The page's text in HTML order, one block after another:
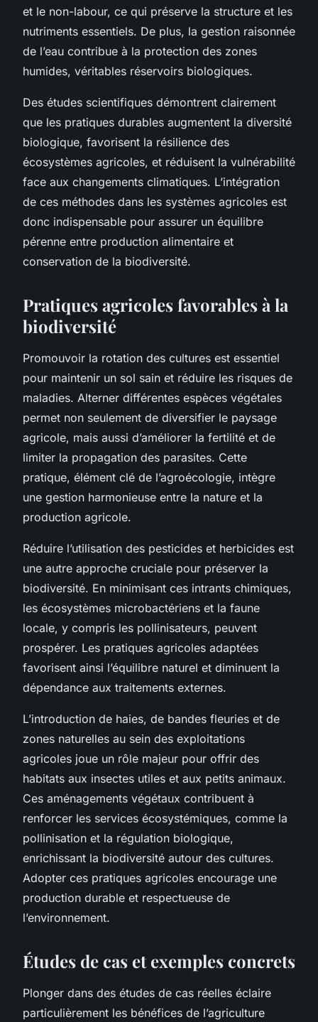
et le non-labour, ce qui préserve la structure et les
nutriments essentiels. De plus, la gestion raisonnée
de l’eau contribue à la protection des zones
humides, véritables réservoirs biologiques.
Des études scientifiques démontrent clairement
que les pratiques durables augmentent la diversité
biologique, favorisent la résilience des
écosystèmes agricoles, et réduisent la vulnérabilité
face aux changements climatiques. L’intégration
de ces méthodes dans les systèmes agricoles est
donc indispensable pour assurer un équilibre
pérenne entre production alimentaire et
conservation de la biodiversité.
Pratiques agricoles favorables à la
biodiversité
Promouvoir la rotation des cultures est essentiel
pour maintenir un sol sain et réduire les risques de
maladies. Alterner différentes espèces végétales
permet non seulement de diversifier le paysage
agricole, mais aussi d’améliorer la fertilité et de
limiter la propagation des parasites. Cette
pratique, élément clé de l’agroécologie, intègre
une gestion harmonieuse entre la nature et la
production agricole.
Réduire l’utilisation des pesticides et herbicides est
une autre approche cruciale pour préserver la
biodiversité. En minimisant ces intrants chimiques,
les écosystèmes microbactériens et la faune
locale, y compris les pollinisateurs, peuvent
prospérer. Les pratiques agricoles adaptées
favorisent ainsi l’équilibre naturel et diminuent la
dépendance aux traitements externes.
L’introduction de haies, de bandes fleuries et de
zones naturelles au sein des exploitations
agricoles joue un rôle majeur pour offrir des
habitats aux insectes utiles et aux petits animaux.
Ces aménagements végétaux contribuent à
renforcer les services écosystémiques, comme la
pollinisation et la régulation biologique,
enrichissant la biodiversité autour des cultures.
Adopter ces pratiques agricoles encourage une
production durable et respectueuse de
l’environnement.
Études de cas et exemples concrets
Plonger dans des études de cas réelles éclaire
particulièrement les bénéfices de l’agriculture